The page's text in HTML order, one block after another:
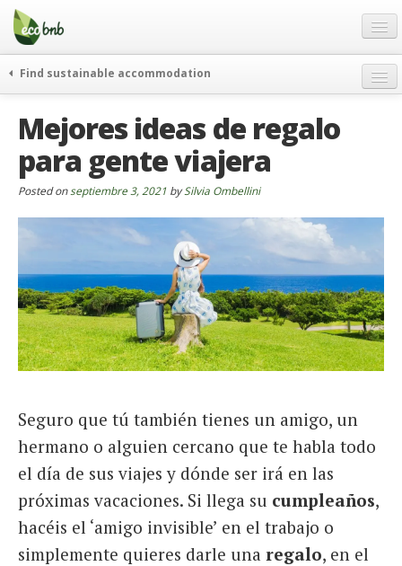
Menu
Skip
content
Ofertas
Acerca de
FAQ
Contacto
English
Spanish
French
Find sustainable accommodation
Eco hotels
Curiosidades
Mejores ideas de regalo
para gente viajera
Posted onseptiembre 3, 2021 bySilvia Ombellini
Seguro que tú también tienes un amigo, un
hermano o alguien cercano que te habla todo
el día de sus viajes y dónde ser irá en las
próximas vacaciones. Si llega su cumpleaños,
hacéis el ‘amigo invisible’ en el trabajo o
simplemente quieres darle una regalo, en el